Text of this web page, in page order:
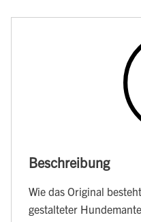
Beschreibung
Wie das Original
gestalteter